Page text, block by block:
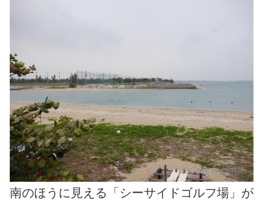
南のほうに見える「シーサイドゴルフ場」が